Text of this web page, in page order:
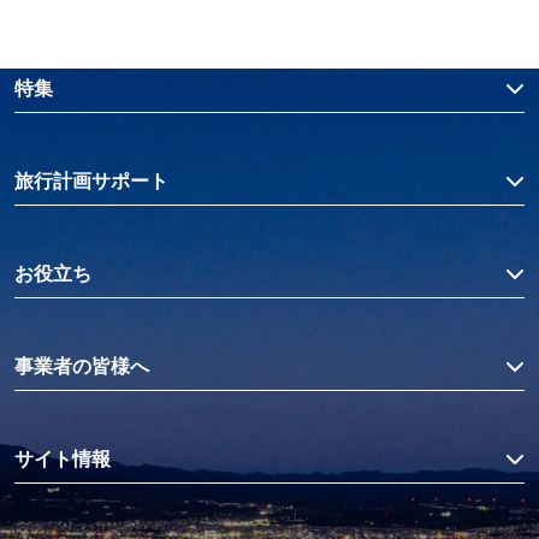
特集
旅行計画サポート
お役立ち
事業者の皆様へ
サイト情報